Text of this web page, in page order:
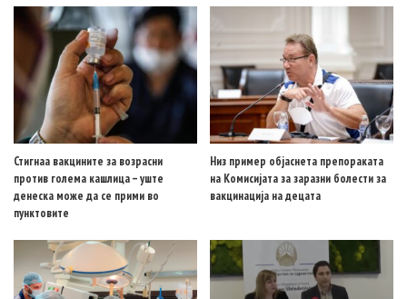
Стигнаа вакцините за возрасни
против голема кашлица – уште
денеска може да се прими во
пунктовите
Низ пример објаснета препораката
на Комисијата за заразни болести за
вакцинација на децата